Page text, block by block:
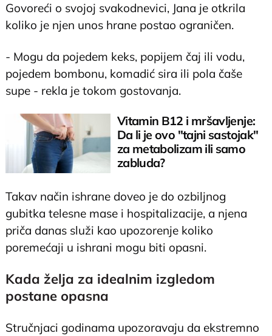
Govoreći o svojoj svakodnevici, Jana je otkrila
koliko je njen unos hrane postao ograničen.
- Mogu da pojedem keks, popijem čaj ili vodu,
pojedem bombonu, komadić sira ili pola čaše
supe - rekla je tokom gostovanja.
Vitamin B12 i mršavljenje:
Da li je ovo "tajni sastojak"
za metabolizam ili samo
zabluda?
Takav način ishrane doveo je do ozbiljnog
gubitka telesne mase i hospitalizacije, a njena
priča danas služi kao upozorenje koliko
poremećaji u ishrani mogu biti opasni.
Kada želja za idealnim izgledom
postane opasna
Stručnjaci godinama upozoravaju da ekstremno